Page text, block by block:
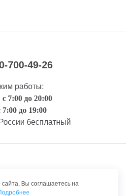
700-49-26
работы:
с 7:00 до 20:00
7:00 до 19:00
бесплатный
Вы соглашаетесь на